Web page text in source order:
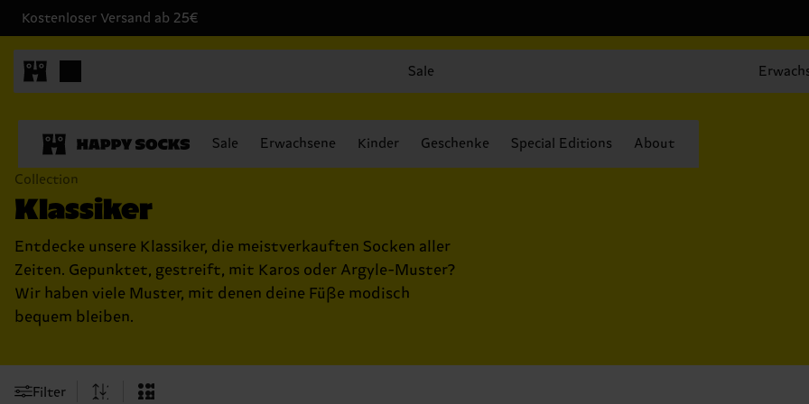
Kostenloser Versand ab 25€
Sale
Sale Erwachsene Kinder Geschenke Special Editions About
Collection
Klassiker
Entdecke unsere Klassiker, die meistverkauften Socken aller
Zeiten. Gepunktet, gestreift, mit Karos oder Argyle-Muster?
Wir haben viele Muster, mit denen deine Füße modisch
bequem bleiben.
Filter